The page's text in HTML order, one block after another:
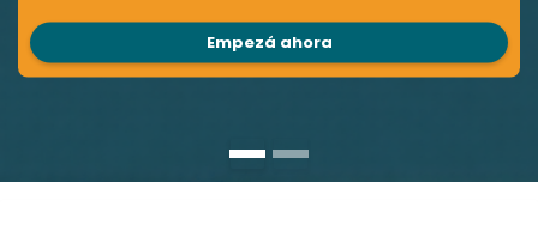
Empezá ahora